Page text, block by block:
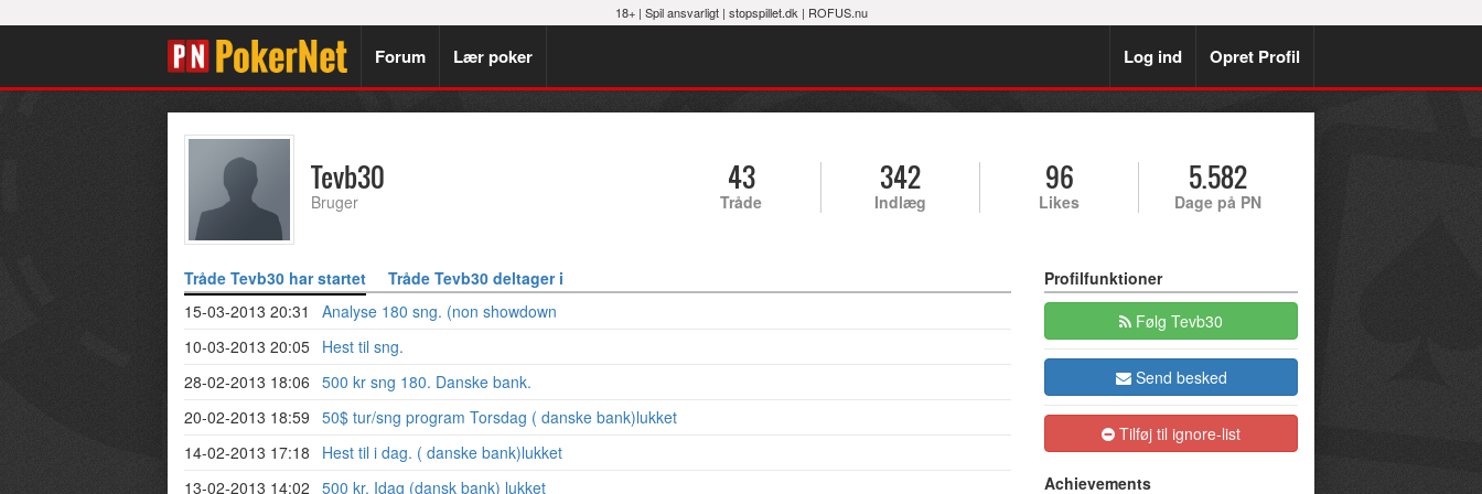
18+ | Spil ansvarligt| stopspillet.dk | ROFUS.nu
Forum Lær poker Log ind Opret Profil
Tevb30
Bruger
43
Tråde
342
Indlæg
96
Likes
5.582
Dage på PN
Tråde Tevb30 har startet
Tråde Tevb30 deltager i
15-03-2013 20:31
Analyse 180 sng. (non showdown
10-03-2013 20:05 Hest til sng.
28-02-2013 18:06 500 kr sng 180. Danske bank.
20-02-2013 18:59 50$ tur/sng program Torsdag ( danske bank)lukket
14-02-2013 17:18
Hest til i dag. ( danske bank)lukket
13-02-2013 14:02 500 kr. Idag (dansk bank) lukket
Profilfunktioner
Følg Tevb30
Send besked
Tilføj til ignore-list
Achievements